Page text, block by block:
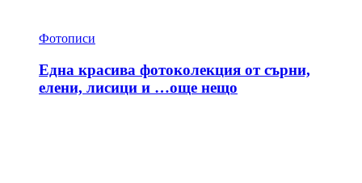
Фотописи
Една красива фотоколекция от сърни,
елени, лисици и …още нещо